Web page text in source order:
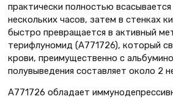
практически полностью всасывается
нескольких часов, затем в стенках
быстро превращается в активный
терифлуномид (А771726), который
крови, преимущественно с
полувыведения составляет около 2
А771726 обладает